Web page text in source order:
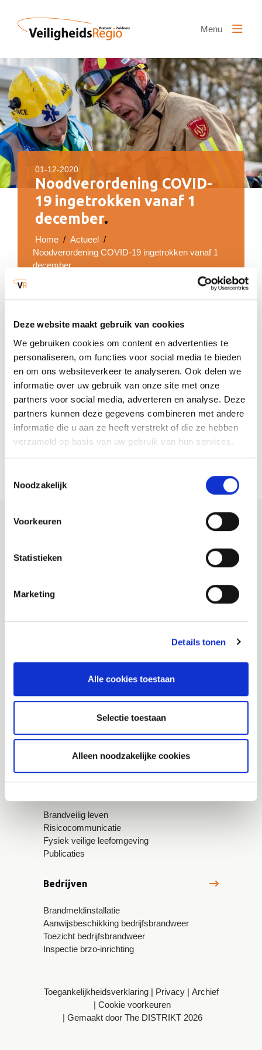
Deze website maakt gebruik van cookies
We gebruiken cookies om content en advertenties te
personaliseren, om functies voor social media te bieden
en om ons websiteverkeer te analyseren. Ook delen we
informatie over uw gebruik van onze site met onze
partners voor social media, adverteren en analyse. Deze
partners kunnen deze gegevens combineren met andere
informatie die u aan ze heeft verstrekt of die ze hebben
verzameld op basis van uw gebruik van hun services.
Noodzakelijk
Voorkeuren
Statistieken
Marketing
Details tonen
Alle cookies toestaan
Selectie toestaan
Alleen noodzakelijke cookies
Menu
Noodverordening COVID-
19 ingetrokken vanaf 1
december.
01-12-2020
Home / Actueel /
Noodverordening COVID-19 ingetrokken vanaf 1
december
Vanwege de ingang van de Tijdelijke wet
maatregelen COVID-19wordt de regionale
noodverordening (van 18 november 2020)
ingetrokken vanaf 1 december 2020.
Heb je vragen over de maatregelen die zijn
ingesteld om het coronavirus in te perken? Kijk
dan opRijksoverheid.nlof bel met het
informatienummer 0800-1351.
5600 AE Eindhoven
Publicaties
Standaard- en maatwerkadvies ruimtelijke
ontwikkelingen
Jaaroverzicht 2025
Brandveilig leven
Risicocommunicatie
Fysiek veilige leefomgeving
Publicaties
Bedrijven
Brandmeldinstallatie
Aanwijsbeschikking bedrijfsbrandweer
Toezicht bedrijfsbrandweer
Inspectie brzo-inrichting
Toegankelijkheidsverklaring Privacy
Archief
Cookie voorkeuren
Gemaakt door The DISTRIKT 2026